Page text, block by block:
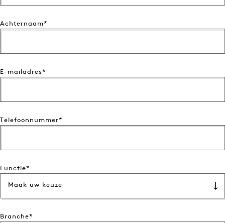
Achternaam
E-mailadres
Telefoonnummer
Functie
Maak uw keuze
Branche